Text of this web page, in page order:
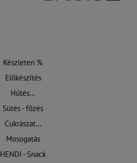
Készleten %
Előkészítés
Hűtés...
Sütés - főzés
Cukrászat...
Mosogatás
HENDI - Snack